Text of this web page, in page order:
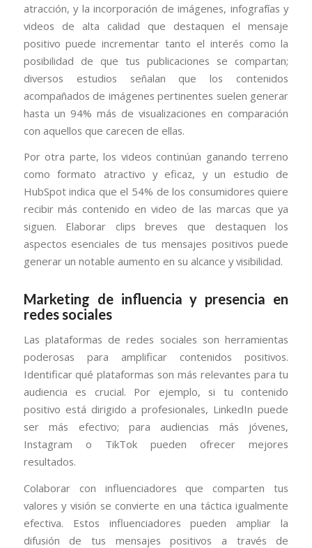
atracción, y la incorporación de imágenes, infografías y
videos de alta calidad que destaquen el mensaje
positivo puede incrementar tanto el interés como la
posibilidad de que tus publicaciones se compartan;
diversos estudios señalan que los contenidos
acompañados de imágenes pertinentes suelen generar
hasta un 94% más de visualizaciones en comparación
con aquellos que carecen de ellas.
Por otra parte, los videos continúan ganando terreno
como formato atractivo y eficaz, y un estudio de
HubSpot indica que el 54% de los consumidores quiere
recibir más contenido en video de las marcas que ya
siguen. Elaborar clips breves que destaquen los
aspectos esenciales de tus mensajes positivos puede
generar un notable aumento en su alcance y visibilidad.
Marketing de influencia y presencia en
redes sociales
Las plataformas de redes sociales son herramientas
poderosas para amplificar contenidos positivos.
Identificar qué plataformas son más relevantes para tu
audiencia es crucial. Por ejemplo, si tu contenido
positivo está dirigido a profesionales, LinkedIn puede
ser más efectivo; para audiencias más jóvenes,
Instagram o TikTok pueden ofrecer mejores
resultados.
Colaborar con influenciadores que comparten tus
valores y visión se convierte en una táctica igualmente
efectiva. Estos influenciadores pueden ampliar la
difusión de tus mensajes positivos a través de